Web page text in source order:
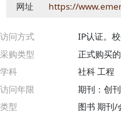
网址 https://
访问方式
IP认证。
采购类型
正式购买
学科
社科 工程
访问年限
期刊：创
类型
图书 期刊/